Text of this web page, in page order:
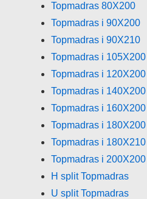
Topmadras 80X200
Topmadras i 90X200
Topmadras i 90X210
Topmadras i 105X200
Topmadras i 120X200
Topmadras i 140X200
Topmadras i 160X200
Topmadras i 180X200
Topmadras i 180X210
Topmadras i 200X200
H split Topmadras
U split Topmadras